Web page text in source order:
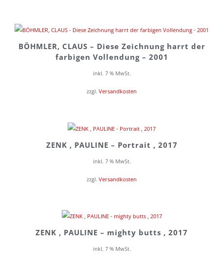
BÖHMLER, CLAUS – Diese Zeichnung harrt der
farbigen Vollendung – 2001
inkl. 7 % MwSt.
zzgl. Versandkosten
ZENK , PAULINE – Portrait , 2017
inkl. 7 % MwSt.
zzgl. Versandkosten
ZENK , PAULINE – mighty butts , 2017
inkl. 7 % MwSt.